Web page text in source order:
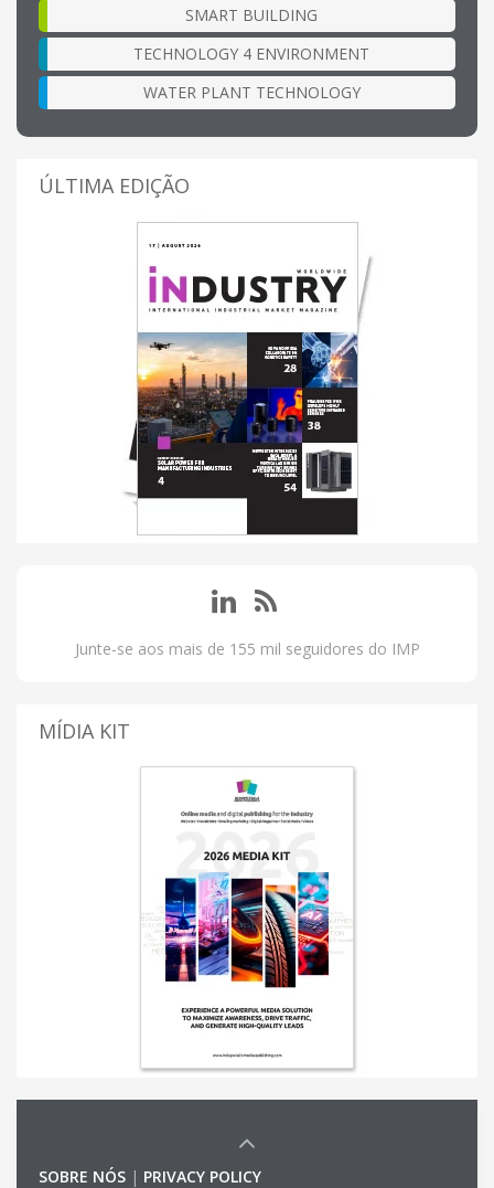
SMART BUILDING
TECHNOLOGY 4 ENVIRONMENT
WATER PLANT TECHNOLOGY
ÚLTIMA EDIÇÃO
Junte-se aos mais de 155 mil seguidores do IMP
MÍDIA KIT
SOBRE NÓS | PRIVACY POLICY